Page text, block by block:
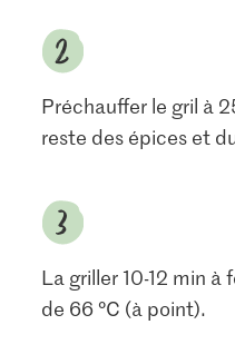
Préchauffer le gril à
reste des épices et
La griller 10-12 min
de 66 °C (à point).